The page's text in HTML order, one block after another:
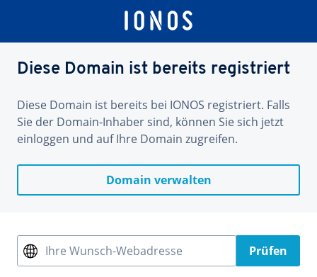
Diese Domain ist bereits registriert
Diese Domain ist bereits bei IONOS registriert. Falls
Sie der Domain-Inhaber sind, können Sie sich jetzt
einloggen und auf Ihre Domain zugreifen.
Domain verwalten
Ihre Wunsch-Webadresse Prüfen